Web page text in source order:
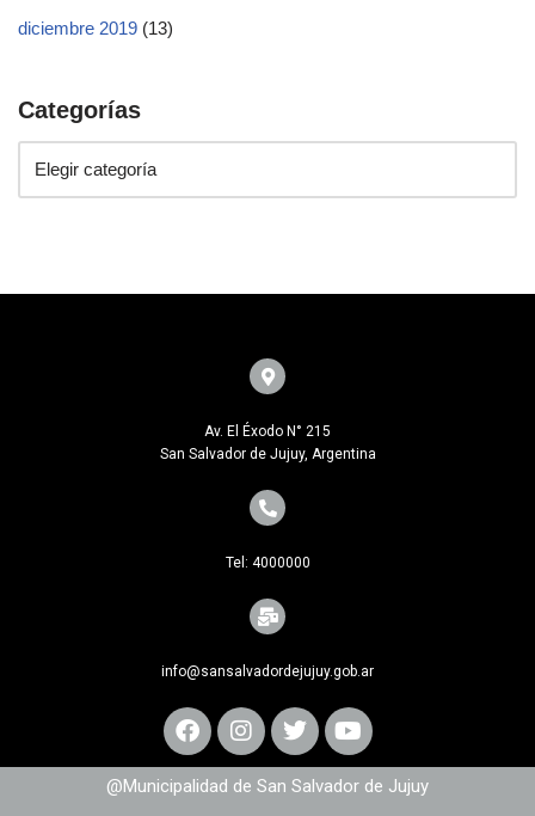
diciembre 2019 (13)
Categorías
Av. El Éxodo N° 215
San Salvador de Jujuy, Argentina
Tel: 4000000
info@sansalvadordejujuy.gob.ar
@Municipalidad de San Salvador de Jujuy